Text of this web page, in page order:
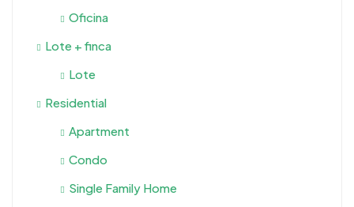
Oficina
Lote + finca
Lote
Residential
Apartment
Condo
Single Family Home